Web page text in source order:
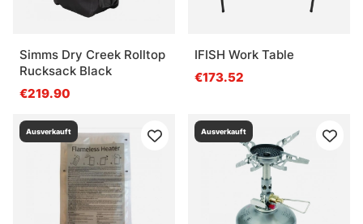
Simms Dry Creek Rolltop
Rucksack Black
€219.90
IFISH Work Table
€173.52
Ausverkauft Ausverkauft